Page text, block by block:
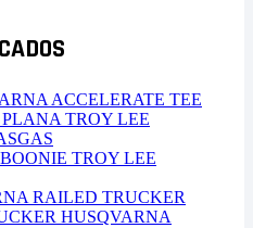
ACCELERATE TEE
TROY LEE
TROY LEE
RAILED TRUCKER
HUSQVARNA